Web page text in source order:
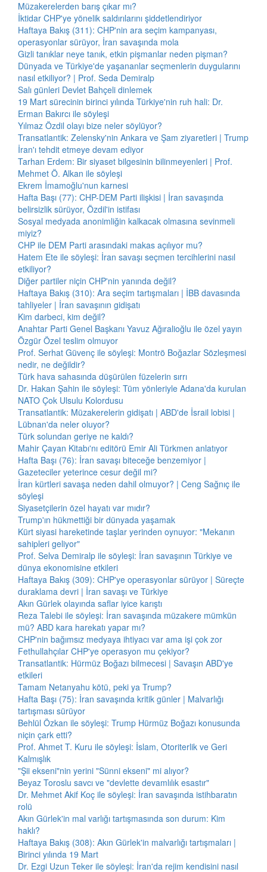
Müzakerelerden barış çıkar mı?
İktidar CHP'ye yönelik saldırılarını şiddetlendiriyor
Haftaya Bakış (311): CHP'nin ara seçim kampanyası,
operasyonlar sürüyor, İran savaşında mola
Gizli tanıklar neye tanık, etkin pişmanlar neden pişman?
Dünyada ve Türkiye'de yaşananlar seçmenlerin duygularını
nasıl etkiliyor? | Prof. Seda Demiralp
Salı günleri Devlet Bahçeli dinlemek
19 Mart sürecinin birinci yılında Türkiye'nin ruh hali: Dr.
Erman Bakırcı ile söyleşi
Yılmaz Özdil olayı bize neler söylüyor?
Transatlantik: Zelensky'nin Ankara ve Şam ziyaretleri | Trump
İran'ı tehdit etmeye devam ediyor
Tarhan Erdem: Bir siyaset bilgesinin bilinmeyenleri | Prof.
Mehmet Ö. Alkan ile söyleşi
Ekrem İmamoğlu'nun karnesi
Hafta Başı (77): CHP-DEM Parti ilişkisi | İran savaşında
belirsizlik sürüyor, Özdil'in istifası
Sosyal medyada anonimliğin kalkacak olmasına sevinmeli
miyiz?
CHP ile DEM Parti arasındaki makas açılıyor mu?
Hatem Ete ile söyleşi: İran savaşı seçmen tercihlerini nasıl
etkiliyor?
Diğer partiler niçin CHP'nin yanında değil?
Haftaya Bakış (310): Ara seçim tartışmaları | İBB davasında
tahliyeler | İran savaşının gidişatı
Kim darbeci, kim değil?
Anahtar Parti Genel Başkanı Yavuz Ağıralioğlu ile özel yayın
Özgür Özel teslim olmuyor
Prof. Serhat Güvenç ile söyleşi: Montrö Boğazlar Sözleşmesi
nedir, ne değildir?
Türk hava sahasında düşürülen füzelerin sırrı
Dr. Hakan Şahin ile söyleşi: Tüm yönleriyle Adana'da kurulan
NATO Çok Ulsulu Kolordusu
Transatlantik: Müzakerelerin gidişatı | ABD'de İsrail lobisi |
Lübnan'da neler oluyor?
Türk solundan geriye ne kaldı?
Mahir Çayan Kitabı'nı editörü Emir Ali Türkmen anlatıyor
Hafta Başı (76): İran savaşı biteceğe benzemiyor |
Gazeteciler yeterince cesur değil mi?
İran kürtleri savaşa neden dahil olmuyor? | Ceng Sağnıç ile
söyleşi
Siyasetçilerin özel hayatı var mıdır?
Trump'ın hükmettiği bir dünyada yaşamak
Kürt siyasi hareketinde taşlar yerinden oynuyor: "Mekanın
sahipleri geliyor"
Prof. Selva Demiralp ile söyleşi: İran savaşının Türkiye ve
dünya ekonomisine etkileri
Haftaya Bakış (309): CHP'ye operasyonlar sürüyor | Süreçte
duraklama devri | İran savaşı ve Türkiye
Akın Gürlek olayında saflar iyice karıştı
Reza Talebi ile söyleşi: İran savaşında müzakere mümkün
mü? ABD kara harekatı yapar mı?
CHP'nin bağımsız medyaya ihtiyacı var ama işi çok zor
Fethullahçılar CHP'ye operasyon mu çekiyor?
Transatlantik: Hürmüz Boğazı bilmecesi | Savaşın ABD'ye
etkileri
Tamam Netanyahu kötü, peki ya Trump?
Hafta Başı (75): İran savaşında kritik günler | Malvarlığı
tartışması sürüyor
Behlül Özkan ile söyleşi: Trump Hürmüz Boğazı konusunda
niçin çark etti?
Prof. Ahmet T. Kuru ile söyleşi: İslam, Otoriterlik ve Geri
Kalmışlık
"Şii ekseni"nin yerini "Sünni ekseni" mi alıyor?
Beyaz Toroslu savcı ve "devlette devamlılık esastır"
Dr. Mehmet Akif Koç ile söyleşi: İran savaşında istihbaratın
rolü
Akın Gürlek'in mal varlığı tartışmasında son durum: Kim
haklı?
Haftaya Bakış (308): Akın Gürlek'in malvarlığı tartışmaları |
Birinci yılında 19 Mart
Dr. Ezgi Uzun Teker ile söyleşi: İran'da rejim kendisini nasıl